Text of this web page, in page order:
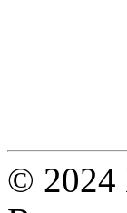
© 2024